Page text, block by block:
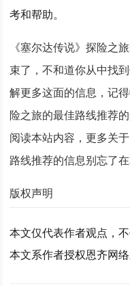
考和帮助。
《塞尔达传说》探险之
束了，不和道你从中找
解更多这面的信息，记
险之旅的最佳路线推荐
阅读本站内容，更多关
路线推荐的信息别忘了
版权声明
本文仅代表作者观点，
本文系作者授权恩齐网